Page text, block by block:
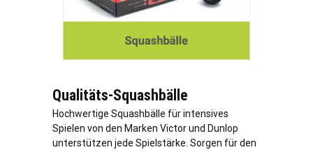
Qualitäts-Squashbälle
Hochwertige Squashbälle für intensives
Spielen von den Marken Victor und Dunlop
unterstützen jede Spielstärke. Sorgen für den